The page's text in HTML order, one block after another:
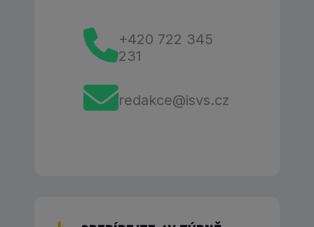
+420 722 345
231
redakce@isvs.cz